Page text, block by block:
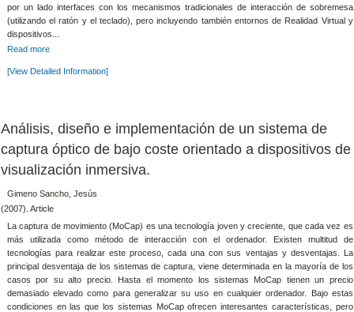
por un lado interfaces con los mecanismos tradicionales de interacción de sobremesa
(utilizando el ratón y el teclado), pero incluyendo también entornos de Realidad Virtual y
dispositivos...
Read more
[View Detailed Information]
Análisis, diseño e implementación de un sistema de
captura óptico de bajo coste orientado a dispositivos de
visualización inmersiva.
Gimeno Sancho, Jesús
(2007). Article
La captura de movimiento (MoCap) es una tecnología joven y creciente, que cada vez es
más utilizada como método de interacción con el ordenador. Existen multitud de
tecnologías para realizar este proceso, cada una con sus ventajas y desventajas. La
principal desventaja de los sistemas de captura, viene determinada en la mayoría de los
casos por su alto precio. Hasta el momento los sistemas MoCap tienen un precio
demasiado elevado como para generalizar su uso en cualquier ordenador. Bajo estas
condiciones en las que los sistemas MoCap ofrecen interesantes características, pero